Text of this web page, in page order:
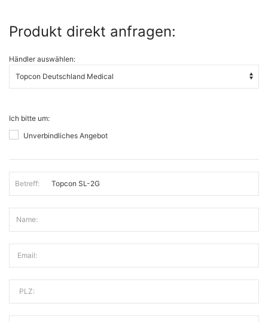
Produkt direkt anfragen:
Händler auswählen:
Ich bitte um:
Unverbindliches Angebot
Betreff:
Name:
Email:
PLZ: